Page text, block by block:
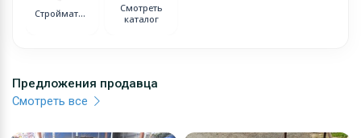
Стройматериалы
Смотреть
каталог
Предложения продавца
Смотреть все